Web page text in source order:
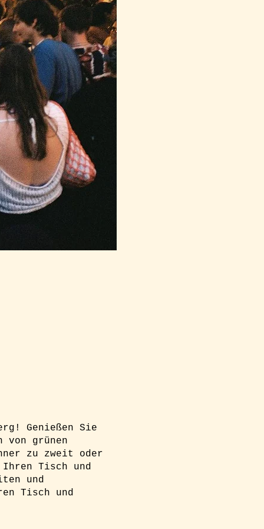
Genießen Sie
von grünen
zu zweit oder
Tisch und
und
Tisch und